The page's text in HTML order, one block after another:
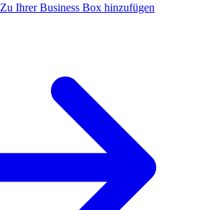
Zu Ihrer Business Box hinzufügen